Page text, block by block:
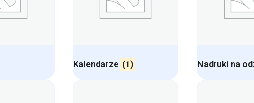
Kalendarze (1) Nadruki na